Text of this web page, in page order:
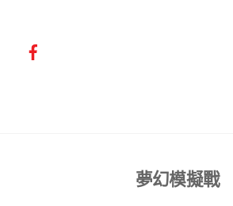
Back
夢幻模擬戰